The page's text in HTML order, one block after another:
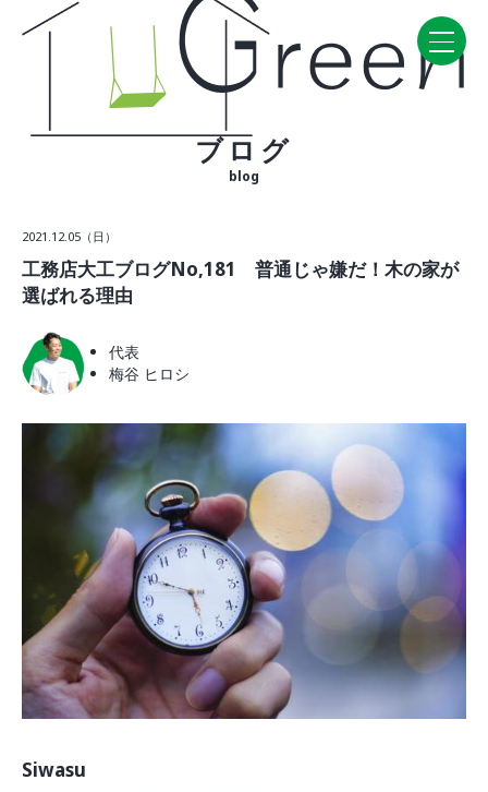
CONCEPT・BUILD
コンセプト
自然素材
ラインナップ
WORK
VISIT
モデルルーム
イベント
ABOUT
会社概要
採用情報
スタッフ紹介
ブログ
お知らせ
SNS
ブログ
blog
2021.12.05（日）
工務店大工ブログNo,181 普通じゃ嫌だ！木の家が
選ばれる理由
代表
梅谷 ヒロシ
Siwasu